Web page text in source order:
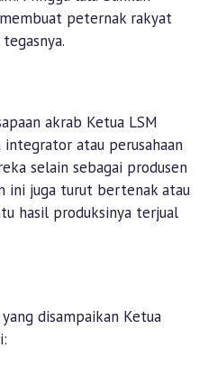
peternak rakyat
akrab Ketua LSM
atau perusahaan
selain sebagai produsen
ini juga turut bertenak atau
hasil produksinya terjual
disampaikan Ketua